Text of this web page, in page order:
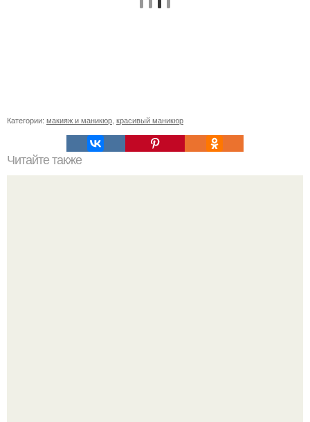
Категории: макияж и маникюр красивый маникюр
Читайте также